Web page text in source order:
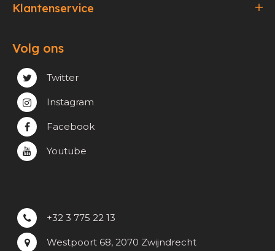
Klantenservice
Verzending & Afhaling
Privacy & cookie beleid
Volg ons
Twitter
Instagram
Facebook
Youtube
+32 3 775 22 13
Westpoort 68, 2070 Zwijndrecht